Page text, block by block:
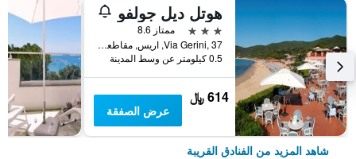
هوتل ديل جولفو
3 نجوم
ممتاز 8.6
Via Gerini, 37, اريس, مقاطعة لا سبيتسيا, إيطاليا
0.5 كيلومتر عن وسط المدينة
614 ﷼
عرض الصفقة
شاهد المزيد من الفنادق القريبة